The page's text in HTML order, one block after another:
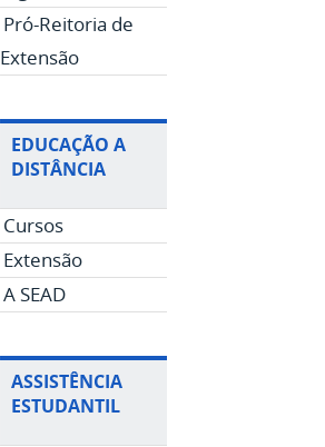
Pró-Reitoria de
Extensão
EDUCAÇÃO A
DISTÂNCIA
Cursos
Extensão
A SEAD
ASSISTÊNCIA
ESTUDANTIL